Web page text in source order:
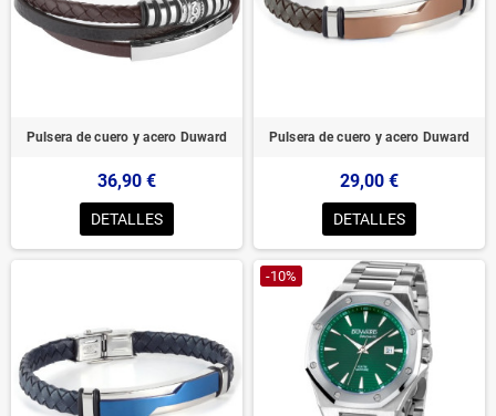
Pulsera de cuero y acero Duward
36,90 €
DETALLES
Pulsera de cuero y acero Duward
29,00 €
DETALLES
-10%